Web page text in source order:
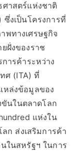
ศาสตร์แห่งชาติ
ซึ่งเป็นโครงการที่
พทางเศรษฐกิจ
ฝั่งของราช
ารค้าระหว่าง
ศ (ITA) ที่
หล่งข้อมูลของ
นในตลาดโลก
แห่งใน
ก ส่งเสริมการค้า
ในสหรัฐฯ ในการ